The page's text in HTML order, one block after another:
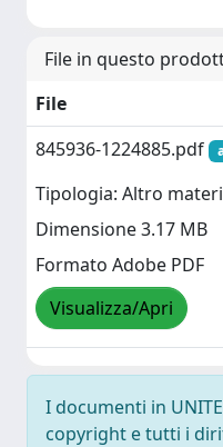
File in questo
File
845936-1224885.pdf
Tipologia: Altro
Dimensione 3.17 MB
Formato Adobe PDF
Visualizza/Apri
I documenti in
copyright e tutti i